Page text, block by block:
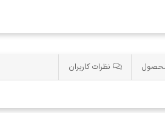
نظرات کاربران